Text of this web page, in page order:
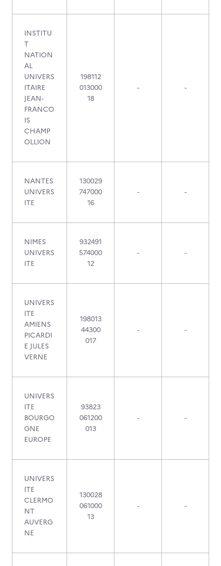
INSTITU
T
NATION
AL
UNIVERS
ITAIRE
JEAN-
FRANCO
IS
CHAMP
OLLION
198112
013000
18
- -
NANTES
UNIVERS
ITE
130029
747000
16
- -
NIMES
UNIVERS
ITE
932491
574000
12
- -
UNIVERS
ITE
AMIENS
PICARDI
E JULES
VERNE
198013
44300
017
- -
UNIVERS
ITE
BOURGO
GNE
EUROPE
93823
061200
013
- -
UNIVERS
ITE
CLERMO
NT
AUVERG
NE
130028
061000
13
- -